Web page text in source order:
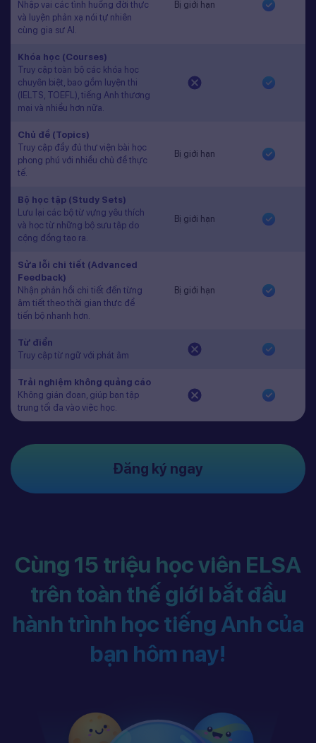
Nhập vai các tình huống đời thực
và luyện phản xạ nói tự nhiên
cùng gia sư AI.
Bị giới hạn
Khóa học (Courses)
Truy cập toàn bộ các khóa học
chuyên biệt, bao gồm luyện thi
(IELTS, TOEFL), tiếng Anh thương
mại và nhiều hơn nữa.
Chủ đề (Topics)
Truy cập đầy đủ thư viện bài học
phong phú với nhiều chủ đề thực
tế.
Bị giới hạn
Bộ học tập (Study Sets)
Lưu lại các bộ từ vựng yêu thích
và học từ những bộ sưu tập do
cộng đồng tạo ra.
Bị giới hạn
Sửa lỗi chi tiết (Advanced
Feedback)
Nhận phản hồi chi tiết đến từng
âm tiết theo thời gian thực để
tiến bộ nhanh hơn.
Bị giới hạn
Từ điển
Truy cập từ ngữ với phát âm
Trải nghiệm không quảng cáo
Không gián đoạn, giúp bạn tập
trung tối đa vào việc học.
Đăng ký ngay
Cùng 15 triệu học viên ELSA
trên toàn thế giới bắt đầu
hành trình học tiếng Anh của
bạn hôm nay!